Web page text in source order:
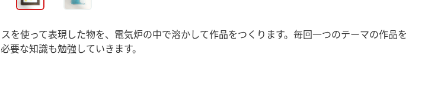
使って表現した物を、電気炉の中で溶かして作品をつくります。毎回一つのテーマの作品を
な知識も勉強していきます。